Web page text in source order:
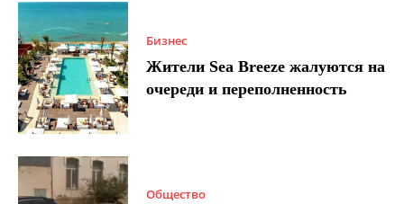
Бизнес
Жители Sea Breeze жалуются на
очереди и переполненность
Общество